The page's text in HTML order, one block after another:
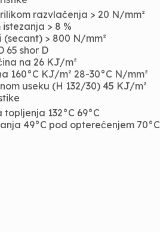
razvlačenja > 20 N/mm²
> 8 %
(secant) > 800 N/mm²
65 shor D
na 26 KJ/m²
160°C KJ/m² 28-30°C N/mm²
useku (H 132/30) 45 KJ/m²
132°C 69°C
49°C pod opterećenjem 70°C